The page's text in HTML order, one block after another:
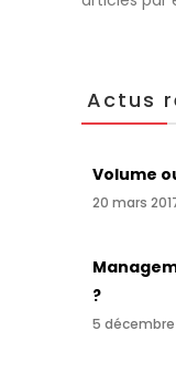
Actus
Volume
20 mars
?
5 décembre